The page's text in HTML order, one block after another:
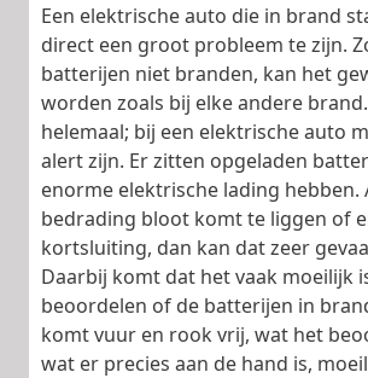
Een elektrische auto die in brand
direct een groot probleem te zijn.
batterijen niet branden, kan het
worden zoals bij elke andere
helemaal; bij een elektrische auto
alert zijn. Er zitten opgeladen
enorme elektrische lading hebben.
bedrading bloot komt te liggen of
kortsluiting, dan kan dat zeer
Daarbij komt dat het vaak moeilijk
beoordelen of de batterijen in
komt vuur en rook vrij, wat het
wat er precies aan de hand is,